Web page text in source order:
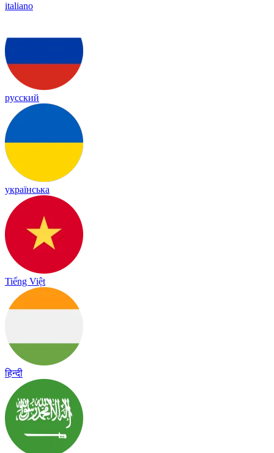
italiano
русский
українська
Tiếng Việt
हिन्दी